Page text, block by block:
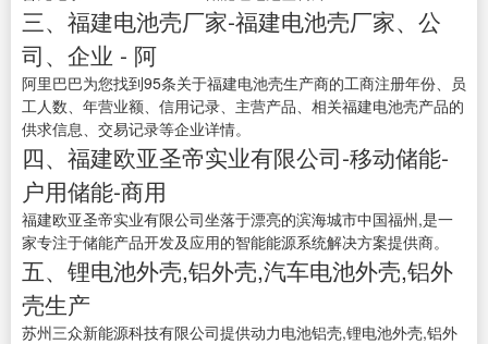
三、福建电池壳厂家-福建电池壳厂家、公
司、企业 - 阿
阿里巴巴为您找到95条关于福建电池壳生产商的工商注册年份、员
工人数、年营业额、信用记录、主营产品、相关福建电池壳产品的
供求信息、交易记录等企业详情。
四、福建欧亚圣帝实业有限公司-移动储能-
户用储能-商用
福建欧亚圣帝实业有限公司坐落于漂亮的滨海城市中国福州,是一
家专注于储能产品开发及应用的智能能源系统解决方案提供商。
五、锂电池外壳,铝外壳,汽车电池外壳,铝外
壳生产
苏州三众新能源科技有限公司提供动力电池铝壳,锂电池外壳,铝外